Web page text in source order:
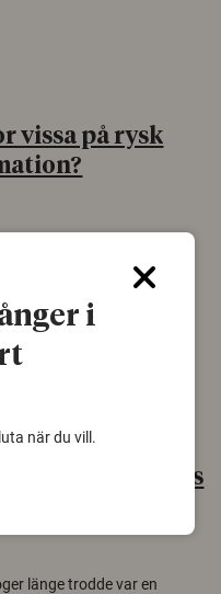
vissa på rysk
är ofta mer mottagliga
Det visar en studie
med deltagare i fyra
skinn var Sveriges
länge trodde var en
i
när du vill.